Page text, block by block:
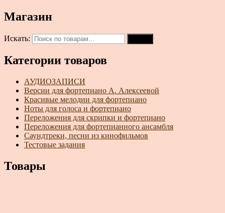
Магазин
Искать:
Категории товаров
АУДИОЗАПИСИ
Версии для фортепиано А. Алексеевой
Красивые мелодии для фортепиано
Ноты для голоса и фортепиано
Переложения для скрипки и фортепиано
Переложения для фортепианного ансамбля
Саундтреки, песни из кинофильмов
Тестовые задания
Товары